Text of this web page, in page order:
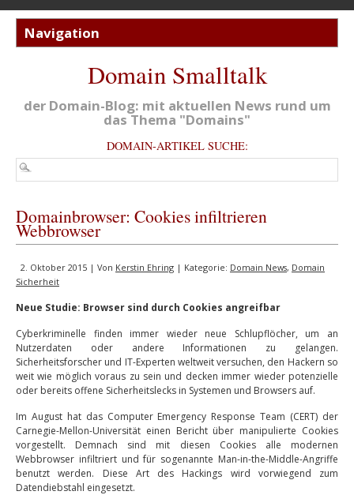
Domain Smalltalk
der Domain-Blog: mit aktuellen News rund um
das Thema "Domains"
DOMAIN-ARTIKEL SUCHE:
Domainbrowser: Cookies infiltrieren
Webbrowser
2. Oktober 2015 | Von Kerstin Ehring | Kategorie: Domain News, Domain
Sicherheit
Neue Studie: Browser sind durch Cookies angreifbar
Cyberkriminelle finden immer wieder neue Schlupflöcher, um an
Nutzerdaten oder andere Informationen zu gelangen.
Sicherheitsforscher und IT-Experten weltweit versuchen, den Hackern so
weit wie möglich voraus zu sein und decken immer wieder potenzielle
oder bereits offene Sicherheitslecks in Systemen und Browsers auf.
Im August hat das Computer Emergency Response Team (CERT) der
Carnegie-Mellon-Universität einen Bericht über manipulierte Cookies
vorgestellt. Demnach sind mit diesen Cookies alle modernen
Webbrowser infiltriert und für sogenannte Man-in-the-Middle-Angriffe
benutzt werden. Diese Art des Hackings wird vorwiegend zum
Datendiebstahl eingesetzt.